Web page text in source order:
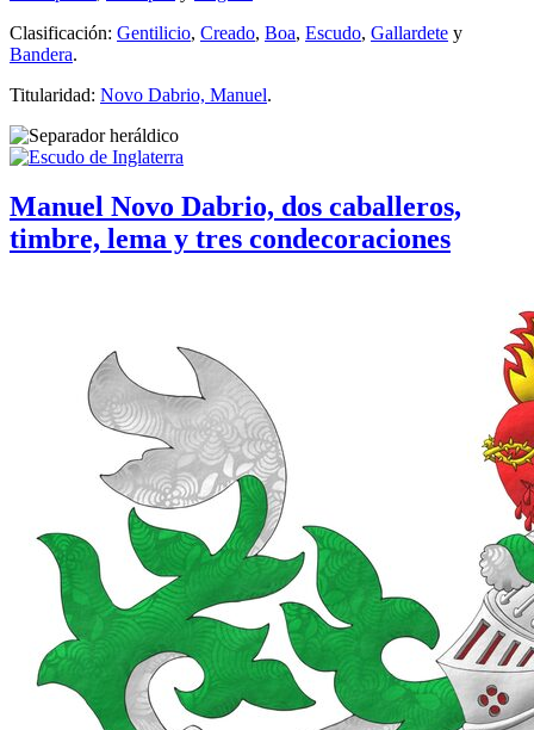
Clasificación: Gentilicio, Creado, Boa, Escudo, Gallardete y
Bandera.
Titularidad: Novo Dabrio, Manuel.
Manuel Novo Dabrio, dos caballeros,
timbre, lema y tres condecoraciones